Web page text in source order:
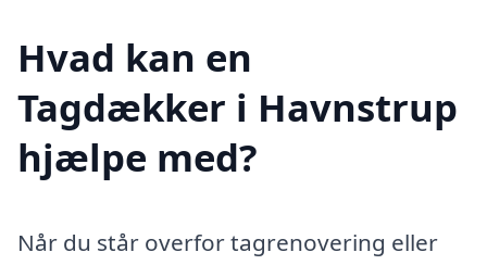
Hvad kan en
Tagdækker i Havnstrup
hjælpe med?
Når du står overfor tagrenovering eller